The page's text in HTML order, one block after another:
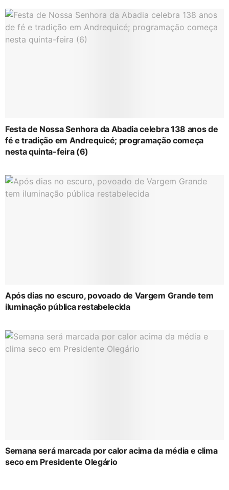
Festa de Nossa Senhora da Abadia celebra 138 anos de
fé e tradição em Andrequicé; programação começa
nesta quinta-feira (6)
Após dias no escuro, povoado de Vargem Grande tem
iluminação pública restabelecida
Semana será marcada por calor acima da média e clima
seco em Presidente Olegário